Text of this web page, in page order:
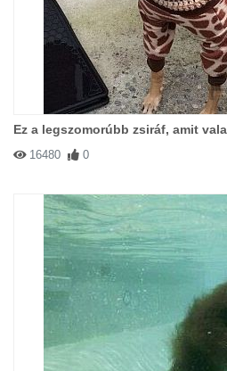
Ez a legszomorúbb zsiráf, amit
16480 0